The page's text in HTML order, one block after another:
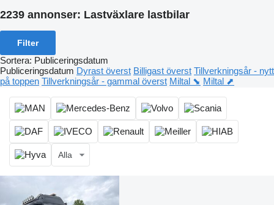
2239 annonser: Lastväxlare lastbilar
Filter
Sortera: Publiceringsdatum
Publiceringsdatum Dyrast överst Billigast överst Tillverkningsår - nytt
på toppen Tillverkningsår - gammal överst Miltal ⬊ Miltal ⬈
Alla